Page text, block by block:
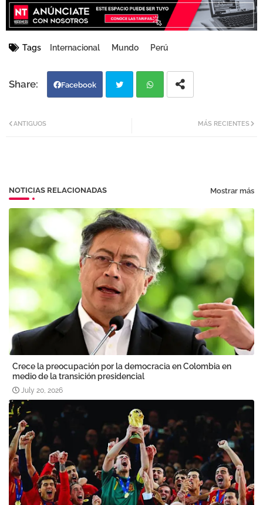
Tags Internacional Mundo Perú
Facebook
MÁS RECIENTES
ANTIGUOS
NOTICIAS RELACIONADAS Mostrar más
Crece la preocupación por la democracia en Colombia en
medio de la transición presidencial
July 20, 2026